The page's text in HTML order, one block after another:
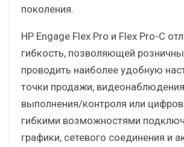
поколения.
HP Engage Flex Pro и Flex Pro-C
гибкость, позволяющей
проводить наиболее удобную
точки продажи,
выполнения/контроля или
гибкими возможностями
графики, сетевого соединения и